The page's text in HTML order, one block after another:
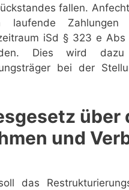
fallen.
laufende
iSd § 323 e
Dies wird
bei der
über
und
das